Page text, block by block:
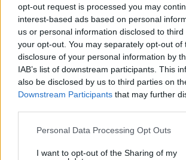
opt-out request is processed you may
interest-based ads based on personal
us or personal information disclosed to
your opt-out. You may separately opt-out of
disclosure of your personal information by
IAB’s list of downstream participants. This
also be disclosed by us to third parties on
Downstream Participants that may further
Please note that this website/app uses one
not limited to your visit or usage behaviour.
Personal Data Processing Opt Outs
I want to opt-out of the Sharing of my